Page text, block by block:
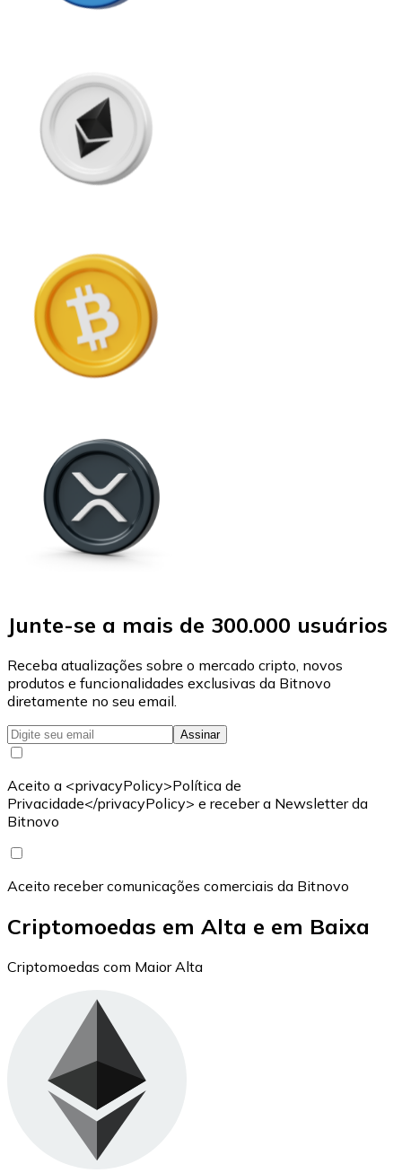
Junte-se a mais de 300.000 usuários
Receba atualizações sobre o mercado cripto, novos
produtos e funcionalidades exclusivas da Bitnovo
diretamente no seu email.
Assinar
Aceito a <privacyPolicy>Política de
Privacidade</privacyPolicy> e receber a Newsletter da
Bitnovo
Aceito receber comunicações comerciais da Bitnovo
Criptomoedas em Alta e em Baixa
Criptomoedas com Maior Alta